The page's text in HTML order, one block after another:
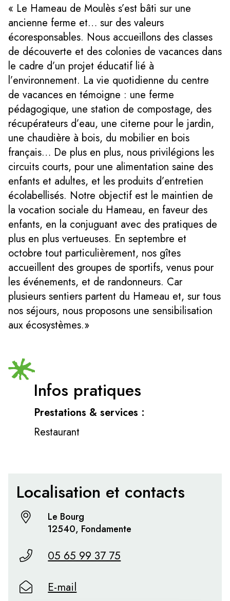
« Le Hameau de Moulès s’est bâti sur une
ancienne ferme et… sur des valeurs
écoresponsables. Nous accueillons des classes
de découverte et des colonies de vacances dans
le cadre d’un projet éducatif lié à
l’environnement. La vie quotidienne du centre
de vacances en témoigne : une ferme
pédagogique, une station de compostage, des
récupérateurs d’eau, une citerne pour le jardin,
une chaudière à bois, du mobilier en bois
français… De plus en plus, nous privilégions les
circuits courts, pour une alimentation saine des
enfants et adultes, et les produits d’entretien
écolabellisés. Notre objectif est le maintien de
la vocation sociale du Hameau, en faveur des
enfants, en la conjuguant avec des pratiques de
plus en plus vertueuses. En septembre et
octobre tout particulièrement, nos gîtes
accueillent des groupes de sportifs, venus pour
les événements, et de randonneurs. Car
plusieurs sentiers partent du Hameau et, sur tous
nos séjours, nous proposons une sensibilisation
aux écosystèmes.»
Infos pratiques
Prestations & services :
Restaurant
Localisation et contacts
Le Bourg
12540, Fondamente
05 65 99 37 75
E-mail